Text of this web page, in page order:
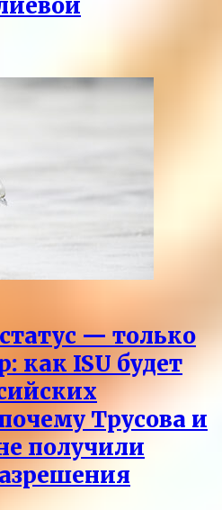
— только
как ISU будет
Трусова и
получили